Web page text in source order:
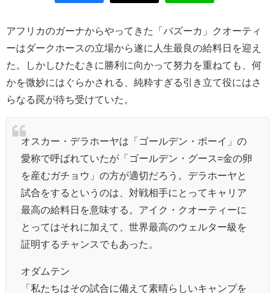
アフリカのガーナからやってきた「バズーカ」クオーティ
ーはダークホースの立場から遂に人生最良の給料日を迎え
た。しかしひたむきに勝利に向かって努力を重ねても、何
かを微妙にはぐらかされる、純粋すぎる引き立て役にはさ
らなる罠が待ち受けていた。
オスカー・デラホーヤは「ゴールデン・ボーイ」の
愛称で呼ばれていたが「ゴールデン・グース=金の卵
を産むガチョウ」の方が適切だろう。デラホーヤと
試合をするというのは、対戦相手にとってキャリア
最高の給料日を意味する。アイク・クオーティーに
とってはそれに加えて、世界最高のウェルター級を
証明するチャンスでもあった。
オダムテン
「私たちはその試合に備えて素晴らしいキャンプを